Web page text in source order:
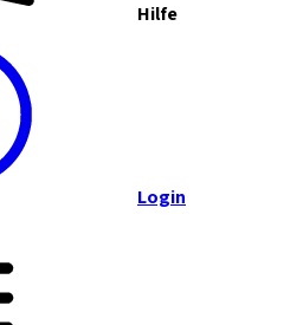
Hilfe
Login